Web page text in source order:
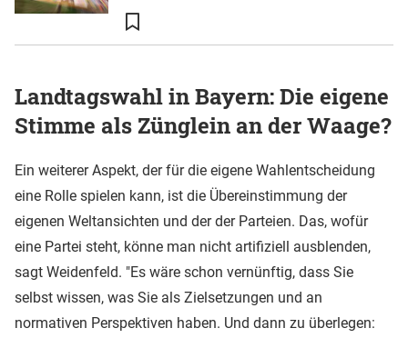
Landtagswahl in Bayern: Die eigene
Stimme als Zünglein an der Waage?
Ein weiterer Aspekt, der für die eigene Wahlentscheidung
eine Rolle spielen kann, ist die Übereinstimmung der
eigenen Weltansichten und der der Parteien. Das, wofür
eine Partei steht, könne man nicht artifiziell ausblenden,
sagt Weidenfeld. "Es wäre schon vernünftig, dass Sie
selbst wissen, was Sie als Zielsetzungen und an
normativen Perspektiven haben. Und dann zu überlegen: